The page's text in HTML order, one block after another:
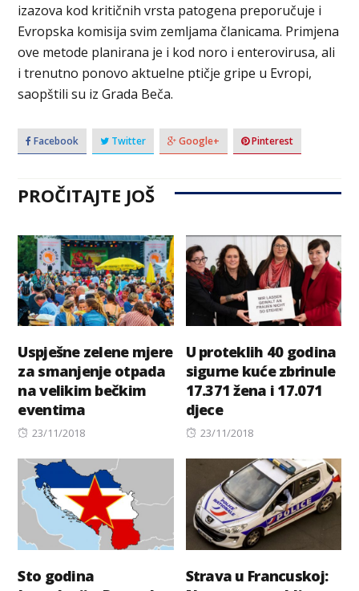
izazova kod kritičnih vrsta patogena preporučuje i
Evropska komisija svim zemljama članicama. Primjena
ove metode planirana je i kod noro i enterovirusa, ali
i trenutno ponovo aktuelne ptičje gripe u Evropi,
saopštili su iz Grada Beča.
Facebook Twitter Google+ Pinterest
PROČITAJTE JOŠ
Uspješne zelene mjere
za smanjenje otpada
na velikim bečkim
eventima
Posted
23/11/2018
U proteklih 40 godina
sigurne kuće zbrinule
17.371 žena i 17.071
djece
Posted
23/11/2018
Sto godina
Strava u Francuskoj: